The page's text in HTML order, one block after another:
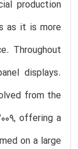
production
as it is more
Throughout
displays.
from the
offering a
on a large